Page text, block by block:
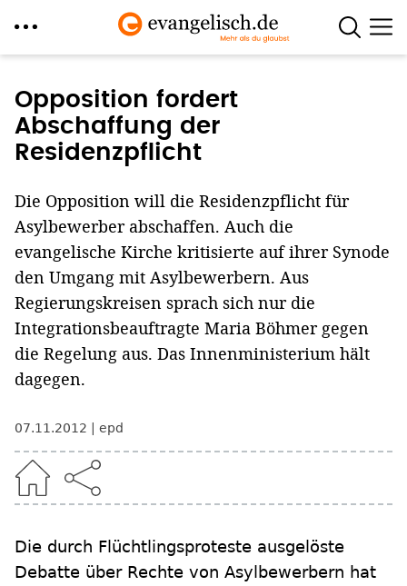
zum
Inhalt
Opposition fordert
Abschaffung der
Residenzpflicht
Die Opposition will die Residenzpflicht für
Asylbewerber abschaffen. Auch die
evangelische Kirche kritisierte auf ihrer Synode
den Umgang mit Asylbewerbern. Aus
Regierungskreisen sprach sich nur die
Integrationsbeauftragte Maria Böhmer gegen
die Regelung aus. Das Innenministerium hält
dagegen.
07.11.2012 epd
Die durch Flüchtlingsproteste ausgelöste
Debatte über Rechte von Asylbewerbern hat